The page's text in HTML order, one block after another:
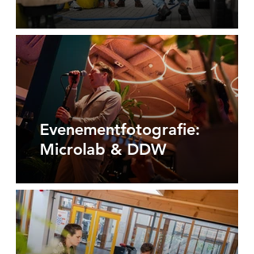
Evenementfotografie:
Microlab & DDW